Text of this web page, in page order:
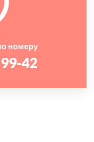
номеру
42